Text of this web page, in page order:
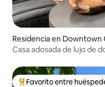
Residencia en Downtown
Casa adosada de lujo de
Favorito entre